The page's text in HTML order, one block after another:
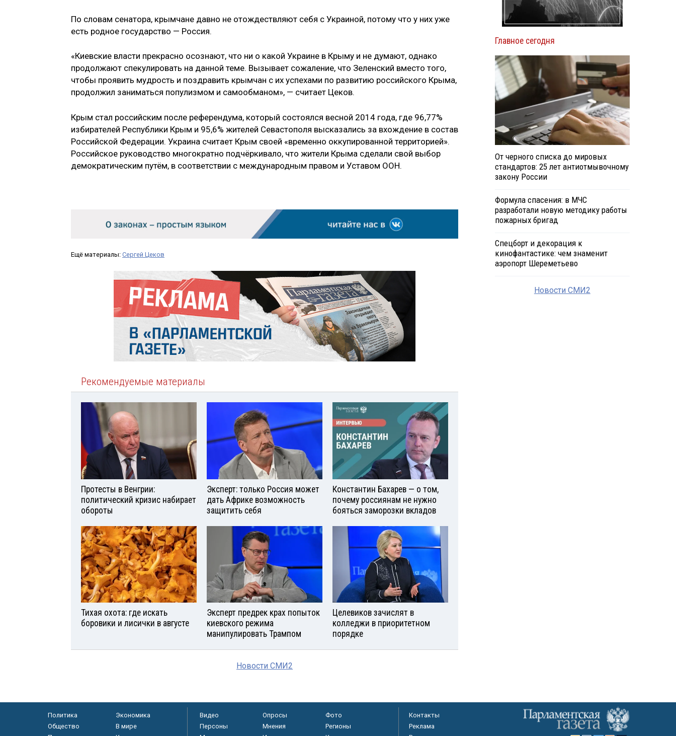
По словам сенатора, крымчане давно не отождествляют себя с Украиной, потому что у них уже
есть родное государство — Россия.
«Киевские власти прекрасно осознают, что ни о какой Украине в Крыму и не думают, однако
продолжают спекулировать на данной теме. Вызывает сожаление, что Зеленский вместо того,
чтобы проявить мудрость и поздравить крымчан с их успехами по развитию российского Крыма,
продолжил заниматься популизмом и самообманом», — считает Цеков.
Крым стал российским после референдума, который состоялся весной 2014 года, где 96,77%
избирателей Республики Крым и 95,6% жителей Севастополя высказались за вхождение в состав
Российской Федерации. Украина считает Крым своей «временно оккупированной территорией».
Российское руководство многократно подчёркивало, что жители Крыма сделали свой выбор
демократическим путём, в соответствии с международным правом и Уставом ООН.
Ещё материалы: Сергей Цеков
Рекомендуемые материалы
Протесты в Венгрии:
политический кризис набирает
обороты
Эксперт: только Россия может
дать Африке возможность
защитить себя
Константин Бахарев — о том,
почему россиянам не нужно
бояться заморозки вкладов
Тихая охота: где искать
боровики и лисички в августе
Эксперт предрек крах попыток
киевского режима
манипулировать Трампом
Целевиков зачислят в
колледжи в приоритетном
порядке
Новости СМИ2
Главное сегодня
От черного списка до мировых
стандартов: 25 лет антиотмывочному
закону России
Формула спасения: в МЧС
разработали новую методику работы
пожарных бригад
Спецборт и декорация к
кинофантастике: чем знаменит
аэропорт Шереметьево
Новости СМИ2
Политика
Экономика
Общество
В мире
Видео Опросы
Фото
Персоны
Мнения
Регионы
Контакты
Реклама